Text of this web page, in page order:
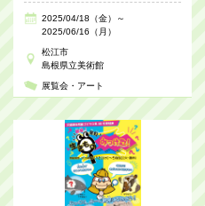
2025/04/18（金）～
2025/06/16（月）
松江市
島根県立美術館
展覧会・アート